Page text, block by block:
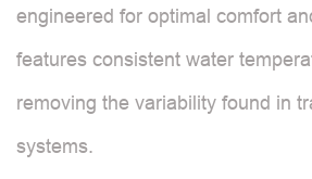
engineered for optimal comfort
features consistent water
removing the variability found in
systems.